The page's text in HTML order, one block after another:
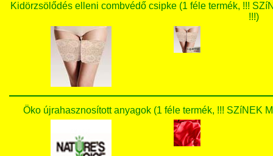
Kidörzsölődés elleni combvédő csipke (1 féle termék, !!!
!!!)
Öko újrahasznosított anyagok (1 féle termék, !!! SZíNEK